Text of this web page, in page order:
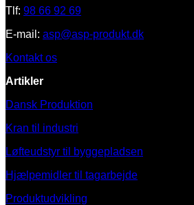
Tlf: 98 66 92 69
E-mail: asp@asp-produkt.dk
Kontakt os
Artikler
Dansk Produktion
Kran til industri
Løfteudstyr til byggepladsen
Hjælpemidler til tagarbejde
Produktudvikling